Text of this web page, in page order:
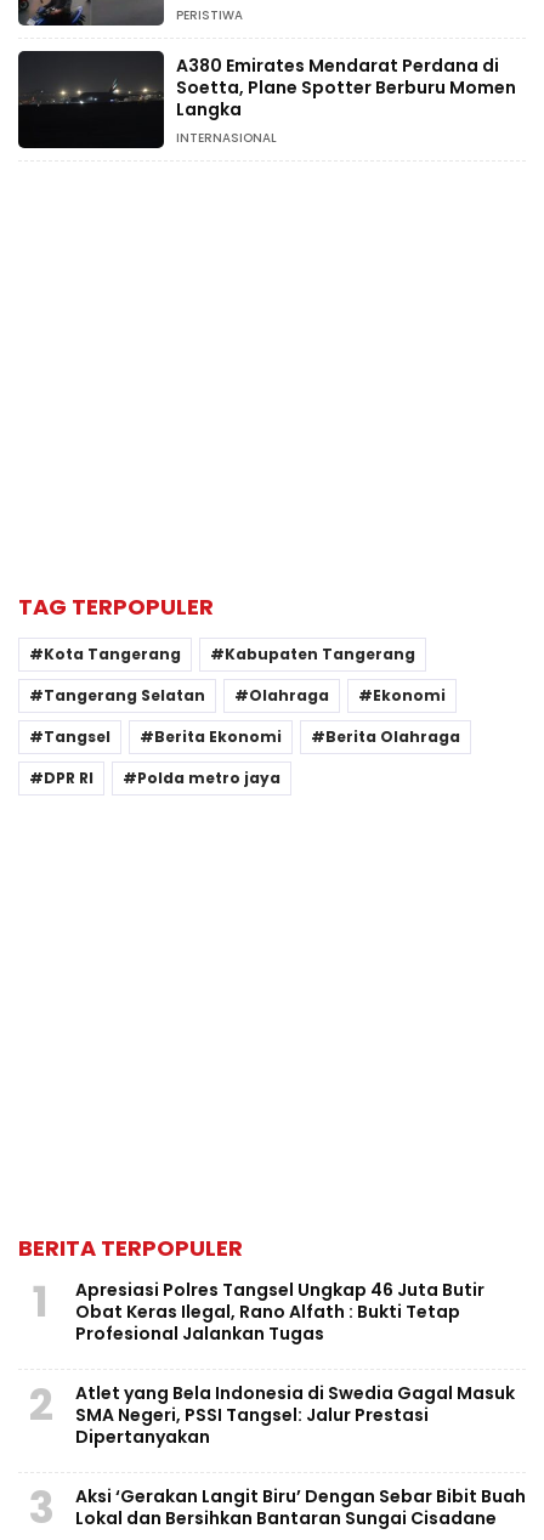
PERISTIWA
A380 Emirates Mendarat Perdana di
Soetta, Plane Spotter Berburu Momen
Langka
INTERNASIONAL
TAG TERPOPULER
Kota Tangerang
Kabupaten Tangerang
Tangerang Selatan
Olahraga
Ekonomi
Tangsel
Berita Ekonomi
Berita Olahraga
DPR RI
Polda metro jaya
BERITA TERPOPULER
1
Apresiasi Polres Tangsel Ungkap 46 Juta Butir
Obat Keras Ilegal, Rano Alfath : Bukti Tetap
Profesional Jalankan Tugas
2
Atlet yang Bela Indonesia di Swedia Gagal Masuk
SMA Negeri, PSSI Tangsel: Jalur Prestasi
Dipertanyakan
3
Aksi ‘Gerakan Langit Biru’ Dengan Sebar Bibit Buah
Lokal dan Bersihkan Bantaran Sungai Cisadane